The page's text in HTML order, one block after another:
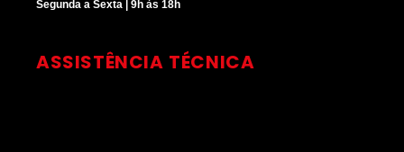
Segunda a Sexta | 9h às 18h
ASSISTÊNCIA TÉCNICA